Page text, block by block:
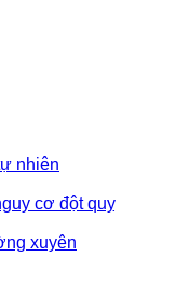
nhiên
cơ đột quỵ
xuyên